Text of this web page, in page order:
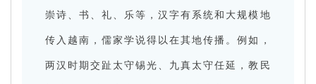
崇诗、书、礼、乐等，汉字有系统和大规模地
传入越南，儒家学说得以在其地传播。例如，
两汉时期交趾太守锡光、九真太守任延，教民